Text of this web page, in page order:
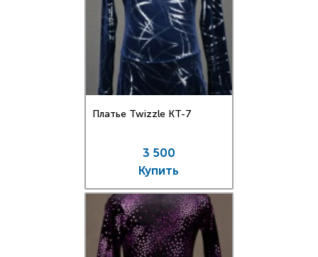
Платье Twizzle КT-7
3 500
Купить